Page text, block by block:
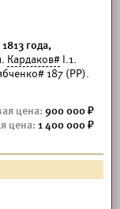
года,
Кардаков# I.1.
187 (РР).
900 000
1 400 000